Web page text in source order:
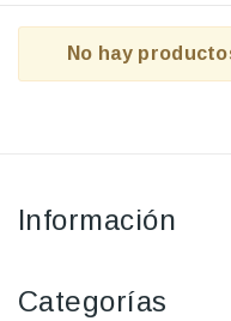
No hay
Información
Categorías